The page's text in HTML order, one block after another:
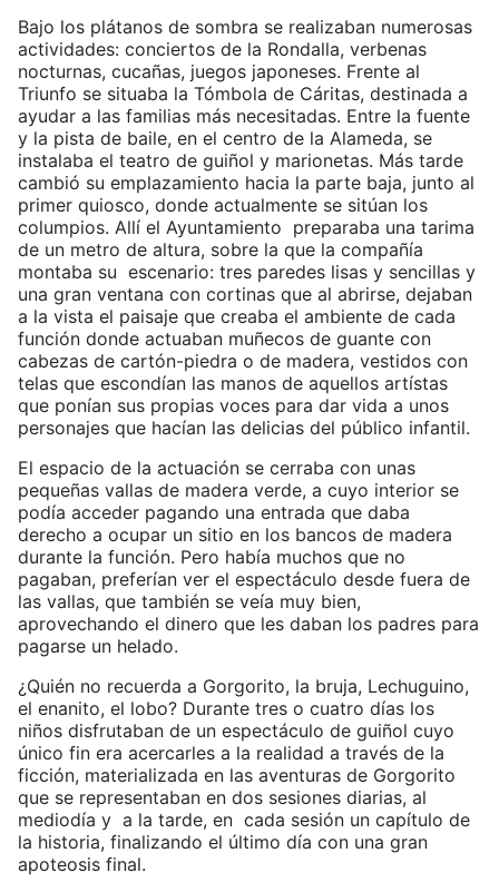
Bajo los plátanos de sombra se realizaban numerosas
actividades: conciertos de la Rondalla, verbenas
nocturnas, cucañas, juegos japoneses. Frente al
Triunfo se situaba la Tómbola de Cáritas, destinada a
ayudar a las familias más necesitadas. Entre la fuente
y la pista de baile, en el centro de la Alameda, se
instalaba el teatro de guiñol y marionetas. Más tarde
cambió su emplazamiento hacia la parte baja, junto al
primer quiosco, donde actualmente se sitúan los
columpios. Allí el Ayuntamiento preparaba una tarima
de un metro de altura, sobre la que la compañía
montaba su escenario: tres paredes lisas y sencillas y
una gran ventana con cortinas que al abrirse, dejaban
a la vista el paisaje que creaba el ambiente de cada
función donde actuaban muñecos de guante con
cabezas de cartón-piedra o de madera, vestidos con
telas que escondían las manos de aquellos artístas
que ponían sus propias voces para dar vida a unos
personajes que hacían las delicias del público infantil.
El espacio de la actuación se cerraba con unas
pequeñas vallas de madera verde, a cuyo interior se
podía acceder pagando una entrada que daba
derecho a ocupar un sitio en los bancos de madera
durante la función. Pero había muchos que no
pagaban, preferían ver el espectáculo desde fuera de
las vallas, que también se veía muy bien,
aprovechando el dinero que les daban los padres para
pagarse un helado.
¿Quién no recuerda a Gorgorito, la bruja, Lechuguino,
el enanito, el lobo? Durante tres o cuatro días los
niños disfrutaban de un espectáculo de guiñol cuyo
único fin era acercarles a la realidad a través de la
ficción, materializada en las aventuras de Gorgorito
que se representaban en dos sesiones diarias, al
mediodía y a la tarde, en cada sesión un capítulo de
la historia, finalizando el último día con una gran
apoteosis final.